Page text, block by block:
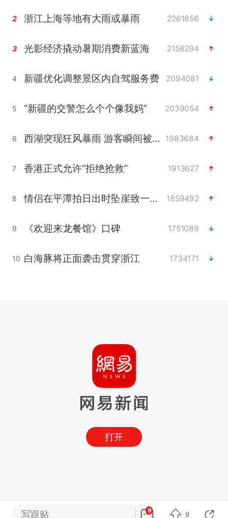
2 浙江上海等地有大雨或暴雨 2261856
3 光影经济撬动暑期消费新蓝海 2158294
4 新疆优化调整景区内自驾服务费 2094081
5 “新疆的交警怎么个个像我妈” 2039054
6 西湖突现狂风暴雨 游客瞬间被浇透 1983684
7 香港正式允许“拒绝抢救” 1913627
8 情侣在平潭拍日出时坠崖致一死一伤 1859492
9 《欢迎来龙餐馆》口碑 1751089
10 白海豚将正面袭击贯穿浙江 1734171
打开
写跟贴 9
9